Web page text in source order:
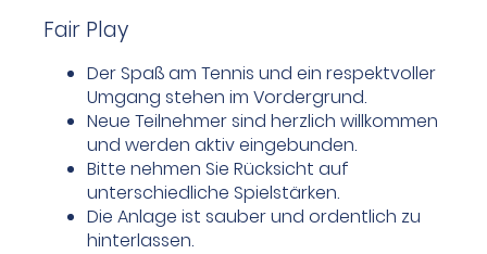
Fair Play
Der Spaß am Tennis und ein respektvoller
Umgang stehen im Vordergrund.
Neue Teilnehmer sind herzlich willkommen
und werden aktiv eingebunden.
Bitte nehmen Sie Rücksicht auf
unterschiedliche Spielstärken.
Die Anlage ist sauber und ordentlich zu
hinterlassen.